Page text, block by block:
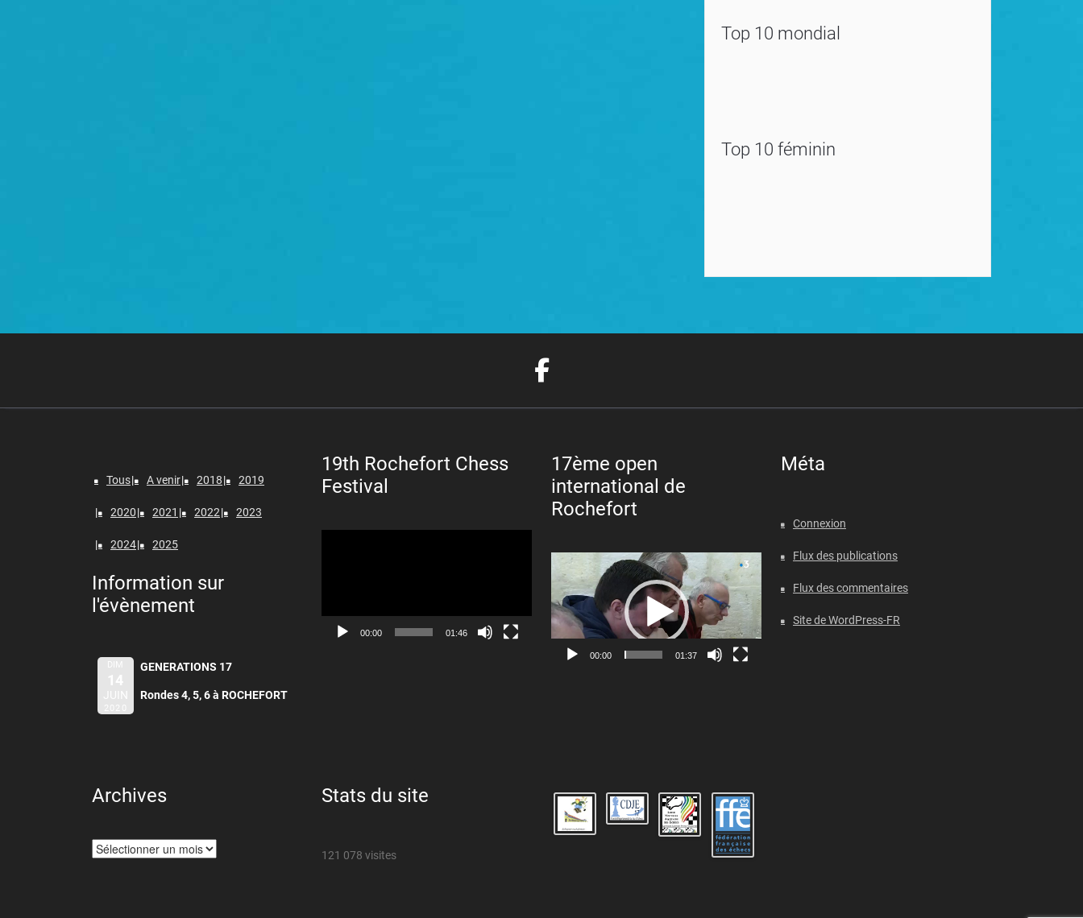
Top 10 mondial
Top 10 féminin
Tous A venir 2018 2019
2020 2021 2022 2023
2024 2025
Information sur
l'évènement
DIM
14
JUIN
2020
GENERATIONS 17
Rondes 4, 5, 6 à ROCHEFORT
19th Rochefort Chess
Festival
00:00 01:46
17ème open
international de
Rochefort
Lecteur
vidéo
00:00 01:37
Méta
Connexion
Flux des publications
Flux des commentaires
Site de WordPress-FR
Archives
Archives
Stats du site
121 078 visites